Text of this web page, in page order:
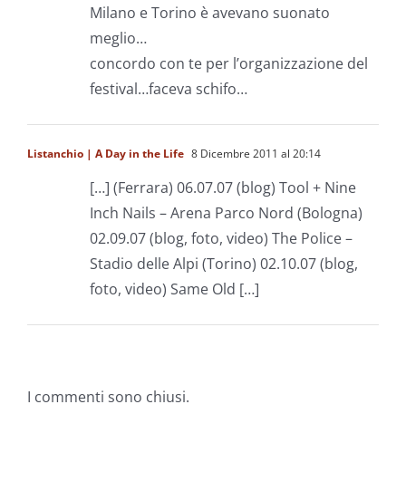
Milano e Torino è avevano suonato
meglio…
concordo con te per l’organizzazione del
festival…faceva schifo…
Listanchio | A Day in the Life 8 Dicembre 2011 al 20:14
[…] (Ferrara) 06.07.07 (blog) Tool + Nine
Inch Nails – Arena Parco Nord (Bologna)
02.09.07 (blog, foto, video) The Police –
Stadio delle Alpi (Torino) 02.10.07 (blog,
foto, video) Same Old […]
I commenti sono chiusi.